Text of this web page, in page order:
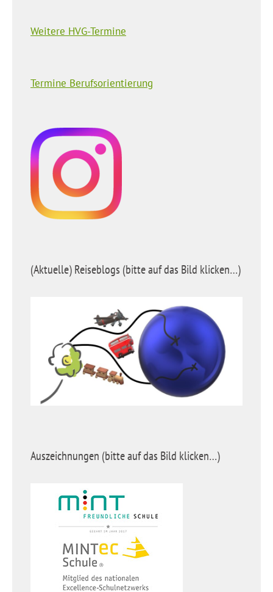
Weitere HVG-Termine
Termine Berufsorientierung
(Aktuelle) Reiseblogs (bitte auf das Bild klicken…)
Auszeichnungen (bitte auf das Bild klicken…)